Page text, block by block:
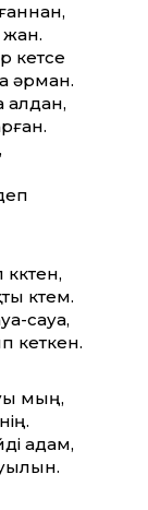
жан.
кетсе
әрман.
алдан,
өктем.
сауа,
кеткен.
мың,
адам,